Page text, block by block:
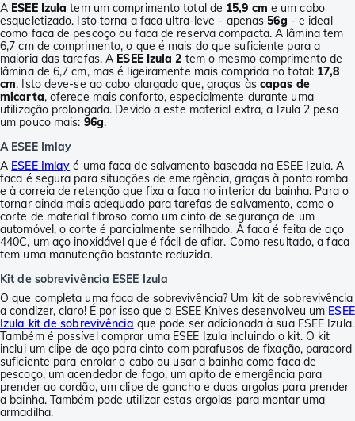
A ESEE Izula tem um comprimento total de 15,9 cm e um cabo
esqueletizado. Isto torna a faca ultra-leve - apenas56g - e ideal
como faca de pescoço ou faca de reserva compacta. A lâmina tem
6,7 cm de comprimento, o que é mais do que suficiente para a
maioria das tarefas. A ESEE Izula 2 tem o mesmo comprimento de
lâmina de 6,7 cm, mas é ligeiramente mais comprida no total: 17,8
cm. Isto deve-se ao cabo alargado que, graças às capas de
micarta, oferece mais conforto, especialmente durante uma
utilização prolongada. Devido a este material extra, a Izula 2 pesa
um pouco mais: 96g.
A ESEE Imlay
A ESEE Imlay é uma faca de salvamento baseada na ESEE Izula. A
faca é segura para situações de emergência, graças à ponta romba
e à correia de retenção que fixa a faca no interior da bainha. Para o
tornar ainda mais adequado para tarefas de salvamento, como o
corte de material fibroso como um cinto de segurança de um
automóvel, o corte é parcialmente serrilhado. A faca é feita de aço
440C, um aço inoxidável que é fácil de afiar. Como resultado, a faca
tem uma manutenção bastante reduzida.
Kit de sobrevivência ESEE Izula
O que completa uma faca de sobrevivência? Um kit de sobrevivência
a condizer, claro! É por isso que a ESEE Knives desenvolveu um ESEE
Izula kit de sobrevivência que pode ser adicionada à sua ESEE Izula.
Também é possível comprar uma ESEE Izula incluindo o kit. O kit
inclui um clipe de aço para cinto com parafusos de fixação, paracord
suficiente para enrolar o cabo ou usar a bainha como faca de
pescoço, um acendedor de fogo, um apito de emergência para
prender ao cordão, um clipe de gancho e duas argolas para prender
a bainha. Também pode utilizar estas argolas para montar uma
armadilha.